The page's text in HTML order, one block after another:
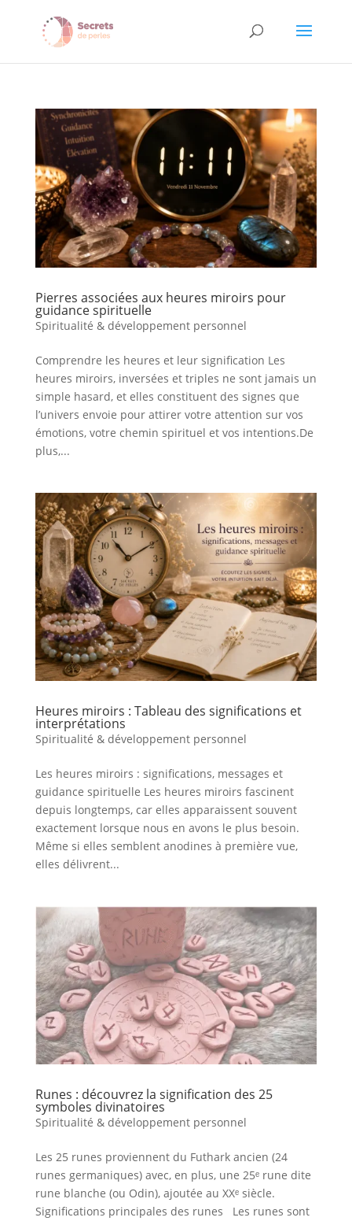
Pierres associées aux heures miroirs pour
guidance spirituelle
Spiritualité & développement personnel
Comprendre les heures et leur signification Les
heures miroirs, inversées et triples ne sont jamais un
simple hasard, et elles constituent des signes que
l’univers envoie pour attirer votre attention sur vos
émotions, votre chemin spirituel et vos intentions.De
plus,...
Heures miroirs : Tableau des significations et
interprétations
Spiritualité & développement personnel
Les heures miroirs : significations, messages et
guidance spirituelle Les heures miroirs fascinent
depuis longtemps, car elles apparaissent souvent
exactement lorsque nous en avons le plus besoin.
Même si elles semblent anodines à première vue,
elles délivrent...
Runes : découvrez la signification des 25
symboles divinatoires
Spiritualité & développement personnel
Les 25 runes proviennent du Futhark ancien (24
runes germaniques) avec, en plus, une 25ᵉ rune dite
rune blanche (ou Odin), ajoutée au XXᵉ siècle.
Significations principales des runes Les runes sont